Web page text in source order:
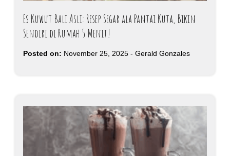
Es Kuwut Bali Asli: Resep Segar ala Pantai Kuta, Bikin
Sendiri di Rumah 5 Menit!
Posted on: November 25, 2025 - Gerald Gonzales